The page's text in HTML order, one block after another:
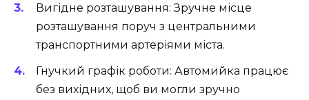
Вигідне розташування: Зручне місце
розташування поруч з центральними
транспортними артеріями міста.
Гнучкий графік роботи: Автомийка працює
без вихідних, щоб ви могли зручно